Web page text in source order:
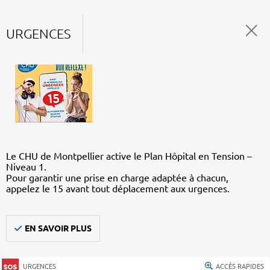
URGENCES
Le CHU de Montpellier active le Plan Hôpital en Tension –
Niveau 1.
Pour garantir une prise en charge adaptée à chacun,
appelez le 15 avant tout déplacement aux urgences.
EN SAVOIR PLUS
URGENCES ACCÈS RAPIDES